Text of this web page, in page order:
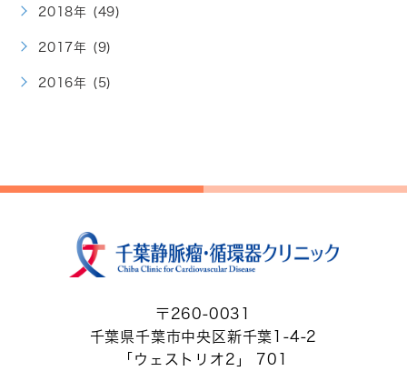
2018年 (49)
2017年 (9)
2016年 (5)
〒260-0031
千葉県千葉市中央区新千葉1-4-2
「ウェストリオ2」 701